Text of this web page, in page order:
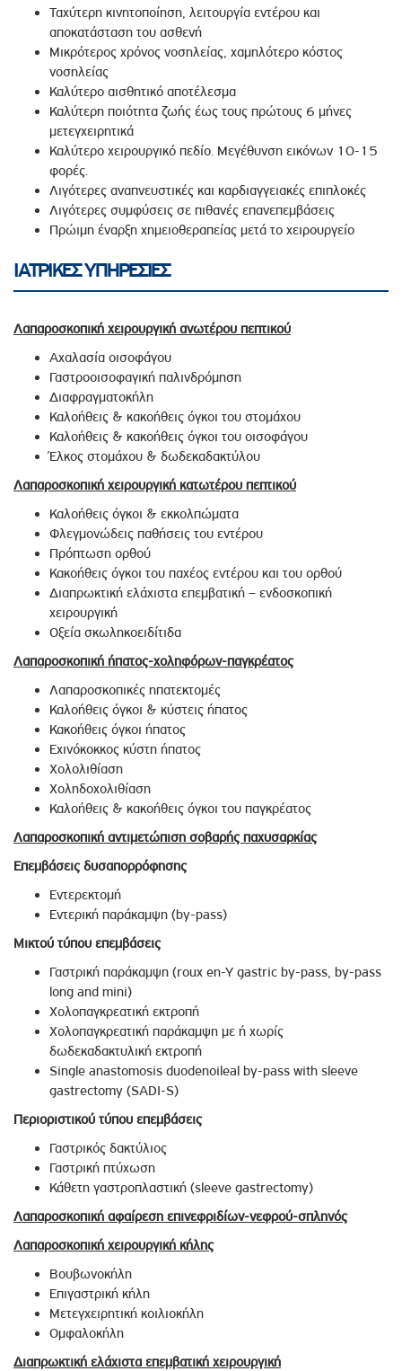
Ταχύτερη κινητοποίηση, λειτουργία εντέρου και
αποκατάσταση του ασθενή
Μικρότερος χρόνος νοσηλείας, χαμηλότερο κόστος
νοσηλείας
Καλύτερο αισθητικό αποτέλεσμα
Καλύτερη ποιότητα ζωής έως τους πρώτους 6 μήνες
μετεγχειρητικά
Καλύτερο χειρουργικό πεδίο. Μεγέθυνση εικόνων 10-15
φορές.
Λιγότερες αναπνευστικές και καρδιαγγειακές επιπλοκές
Λιγότερες συμφύσεις σε πιθανές επανεπεμβάσεις
Πρώιμη έναρξη χημειοθεραπείας μετά το χειρουργείο
ΙΑΤΡΙΚΕΣ ΥΠΗΡΕΣΙΕΣ
Λαπαροσκοπική χειρουργική ανωτέρου πεπτικού
Αχαλασία οισοφάγου
Γαστροοισοφαγική παλινδρόμηση
Διαφραγματοκήλη
Καλοήθεις & κακοήθεις όγκοι του στομάχου
Καλοήθεις & κακοήθεις όγκοι του οισοφάγου
Έλκος στομάχου & δωδεκαδακτύλου
Λαπαροσκοπική χειρουργική κατωτέρου πεπτικού
Καλοήθεις όγκοι & εκκολπώματα
Φλεγμονώδεις παθήσεις του εντέρου
Πρόπτωση ορθού
Κακοήθεις όγκοι του παχέος εντέρου και του ορθού
Διαπρωκτική ελάχιστα επεμβατική – ενδοσκοπική
χειρουργική
Οξεία σκωληκοειδίτιδα
Λαπαροσκοπική ήπατος-χοληφόρων-παγκρέατος
Λαπαροσκοπικές ηπατεκτομές
Καλοήθεις όγκοι & κύστεις ήπατος
Κακοήθεις όγκοι ήπατος
Εχινόκοκκος κύστη ήπατος
Χολολιθίαση
Χοληδοχολιθίαση
Καλοήθεις & κακοήθεις όγκοι του παγκρέατος
Λαπαροσκοπική αντιμετώπιση σοβαρής παχυσαρκίας
Επεμβάσεις δυσαπορρόφησης
Εντερεκτομή
Εντερική παράκαμψη (by-pass)
Μικτού τύπου επεμβάσεις
Γαστρική παράκαμψη (roux en-Y gastric by-pass, by-pass
long and mini)
Χολοπαγκρεατική εκτροπή
Χολοπαγκρεατική παράκαμψη με ή χωρίς
δωδεκαδακτυλική εκτροπή
Single anastomosis duodenoileal by-pass with sleeve
gastrectomy (SADI-S)
Περιοριστικού τύπου επεμβάσεις
Γαστρικός δακτύλιος
Γαστρική πτύχωση
Κάθετη γαστροπλαστική (sleeve gastrectomy)
Λαπαροσκοπική αφαίρεση επινεφριδίων-νεφρού-σπληνός
Λαπαροσκοπική χειρουργική κήλης
Βουβωνοκήλη
Επιγαστρική κήλη
Μετεγχειρητική κοιλιοκήλη
Ομφαλοκήλη
Διαπρωκτική ελάχιστα επεμβατική χειρουργική